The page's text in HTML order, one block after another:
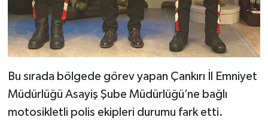
Bu sırada bölgede görev yapan Çankırı İl Emniyet
Müdürlüğü Asayiş Şube Müdürlüğü’ne bağlı
motosikletli polis ekipleri durumu fark etti.